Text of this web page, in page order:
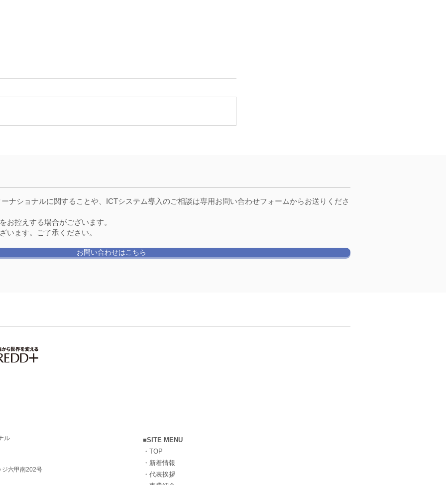
ナショナルに関することや、ICTシステム導入のご相談は専用お問い合わせフォームからお送りくださ
控えする場合がございます。
ます。ご了承ください。
お問い合わせはこちら
ル
ジ六甲南202号
■SITE MENU
・ TOP
・ 新着情報
​・ 代表挨拶